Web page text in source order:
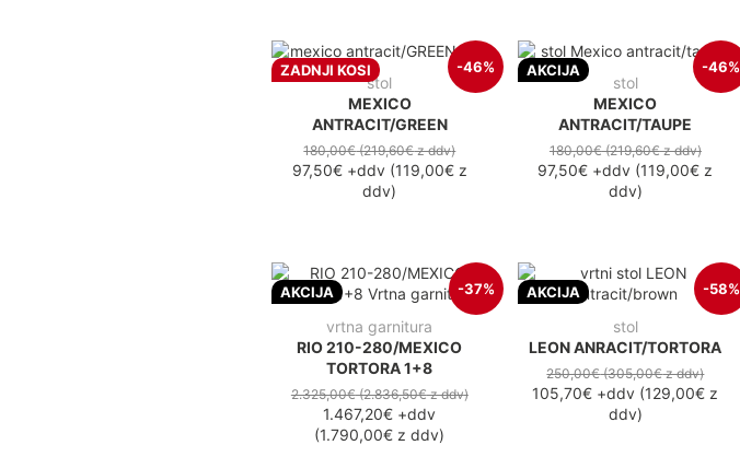
ZADNJI KOSI -46%
stol
MEXICO
ANTRACIT/GREEN
180,00€(219,60€z ddv)
97,50€+ddv(119,00€z
ddv)
AKCIJA -46%
stol
MEXICO
ANTRACIT/TAUPE
180,00€(219,60€z ddv)
97,50€ +ddv (119,00€ z
ddv)
AKCIJA -37%
vrtna garnitura
RIO 210-280/MEXICO
TORTORA 1+8
2.325,00€(2.836,50€z ddv)
1.467,20€ +ddv
(1.790,00€ z ddv)
AKCIJA -58%
stol
LEON ANRACIT/TORTORA
250,00€(305,00€z ddv)
105,70€ +ddv (129,00€ z
ddv)